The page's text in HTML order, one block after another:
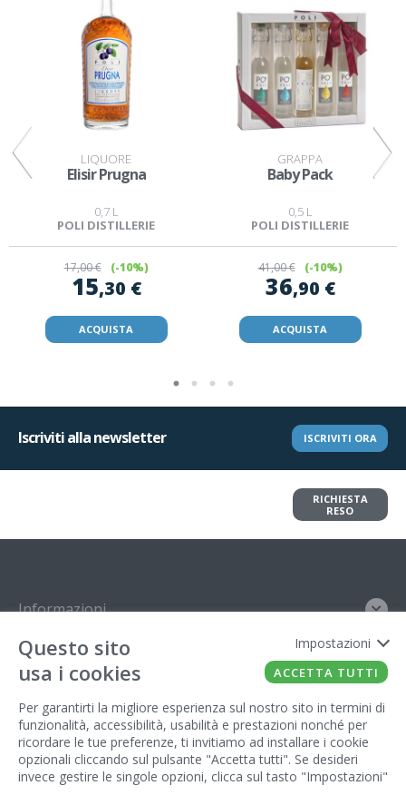
LIQUORE
Elisir Prugna
0,7 L
POLI DISTILLERIE
17,00 € (-10%)
15,30 €
ACQUISTA
GRAPPA
Baby Pack
0,5 L
POLI DISTILLERIE
41,00 € (-10%)
36,90 €
ACQUISTA
Iscriviti alla newsletter ISCRIVITI ORA
RICHIESTA
RESO
Informazioni
Contatto
Gestore del sito
FATTO CON IL DA EUROBUSINESS
Questo sito
usa i cookies
Per garantirti la migliore esperienza sul nostro sito in termini di
funzionalità, accessibilità, usabilità e prestazioni nonché per
ricordare le tue preferenze, ti invitiamo ad installare i cookie
opzionali cliccando sul pulsante "Accetta tutti". Se desideri
invece gestire le singole opzioni, clicca sul tasto "Impostazioni"
Impostazioni
ACCETTA TUTTI